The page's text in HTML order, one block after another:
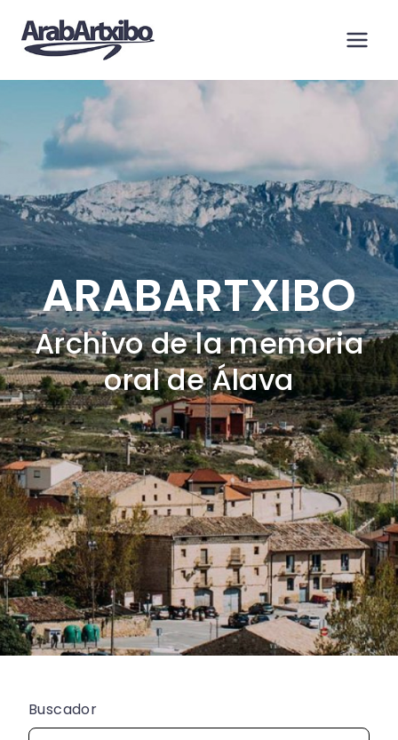
contenido
ARABARTXIBO
Archivo de la memoria
oral de Álava
Buscador